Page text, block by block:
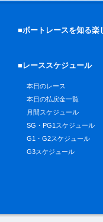
■ボートレースを知る楽
■レーススケジュール
本日のレース
本日の払戻金一覧
月間スケジュール
SG・PG1スケジュール
G1・G2スケジュール
G3スケジュール